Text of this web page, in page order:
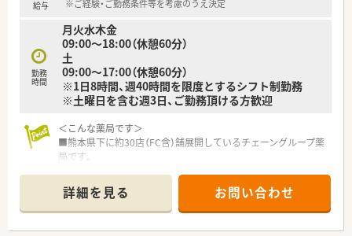
構築しています。
＜充実した研修制度＞
■月1回の定例勉強会に加え、精神科、糖尿病、在宅、セルフメデ
ィケーションなど専門領域に特化した勉強会を多数開催してい
ます。薬剤師としてのレベルアップに熱心な薬局です。
■専門領域の勉強会での発表等で一定の単位を取ると社内認定
資格が取得でき、月5000円の手当てが支給されます。
給与 ※ご経験・ご勤務条件等を考慮のうえ決定
勤務
時間
月火水木金
09:00～18:00（休憩60分）
土
09:00～17:00（休憩60分）
※1日8時間、週40時間を限度とするシフト制勤務
※土曜日を含む週3日、ご勤務頂ける方歓迎
＜こんな薬局です＞
■熊本県下に約30店（FC含）舗展開しているチェーングループ薬
局です。
ており基盤が安定しております。
■「在宅事業」に関して本部前に事務所を構えており、ケアマネ
ージャーの方たちと協力しながら事業拡大を図っています。
■「クリーンベンチ」を完備している店舗もあり、中心静脈栄養
詳細を見る お問い合わせ